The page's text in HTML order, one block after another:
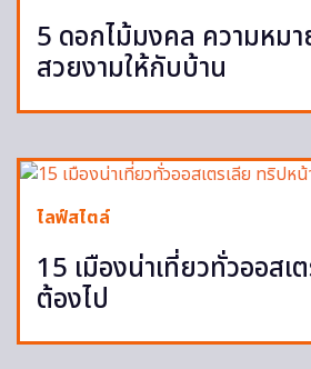
5 ดอกไม้มงคล ความหม
สวยงามให้กับบ้าน
ไลฟ์สไตล์
15 เมืองน่าเที่ยวทั่วออสเ
ต้องไป